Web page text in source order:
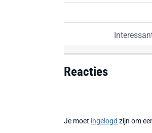
Reacties
Je moet ingelogd zijn om